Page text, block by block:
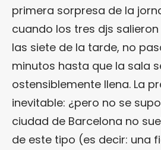
primera sorpresa de la
cuando los tres djs
las siete de la tarde, no
minutos hasta que la sala
ostensiblemente llena. La
inevitable: ¿pero no se
ciudad de Barcelona no
de este tipo (es decir: una